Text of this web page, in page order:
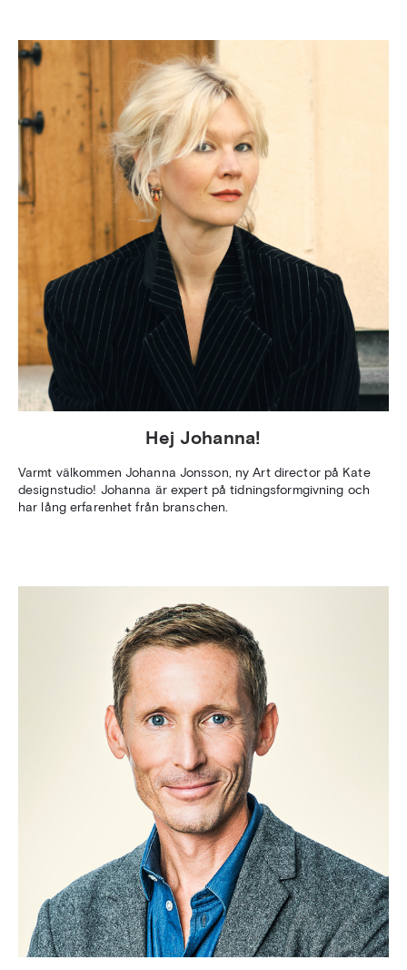
Hej Johanna!
Varmt välkommen Johanna Jonsson, ny Art director på Kate
designstudio! Johanna är expert på tidningsformgivning och
har lång erfarenhet från branschen.